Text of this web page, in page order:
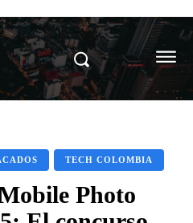
TECH COLOMBIA
Photo